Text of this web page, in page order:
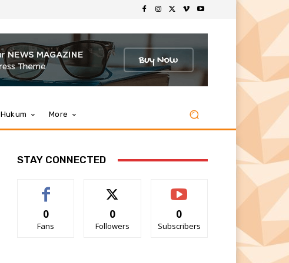
Hukum More
STAY CONNECTED
0
Fans
0
Followers
0
Subscribers